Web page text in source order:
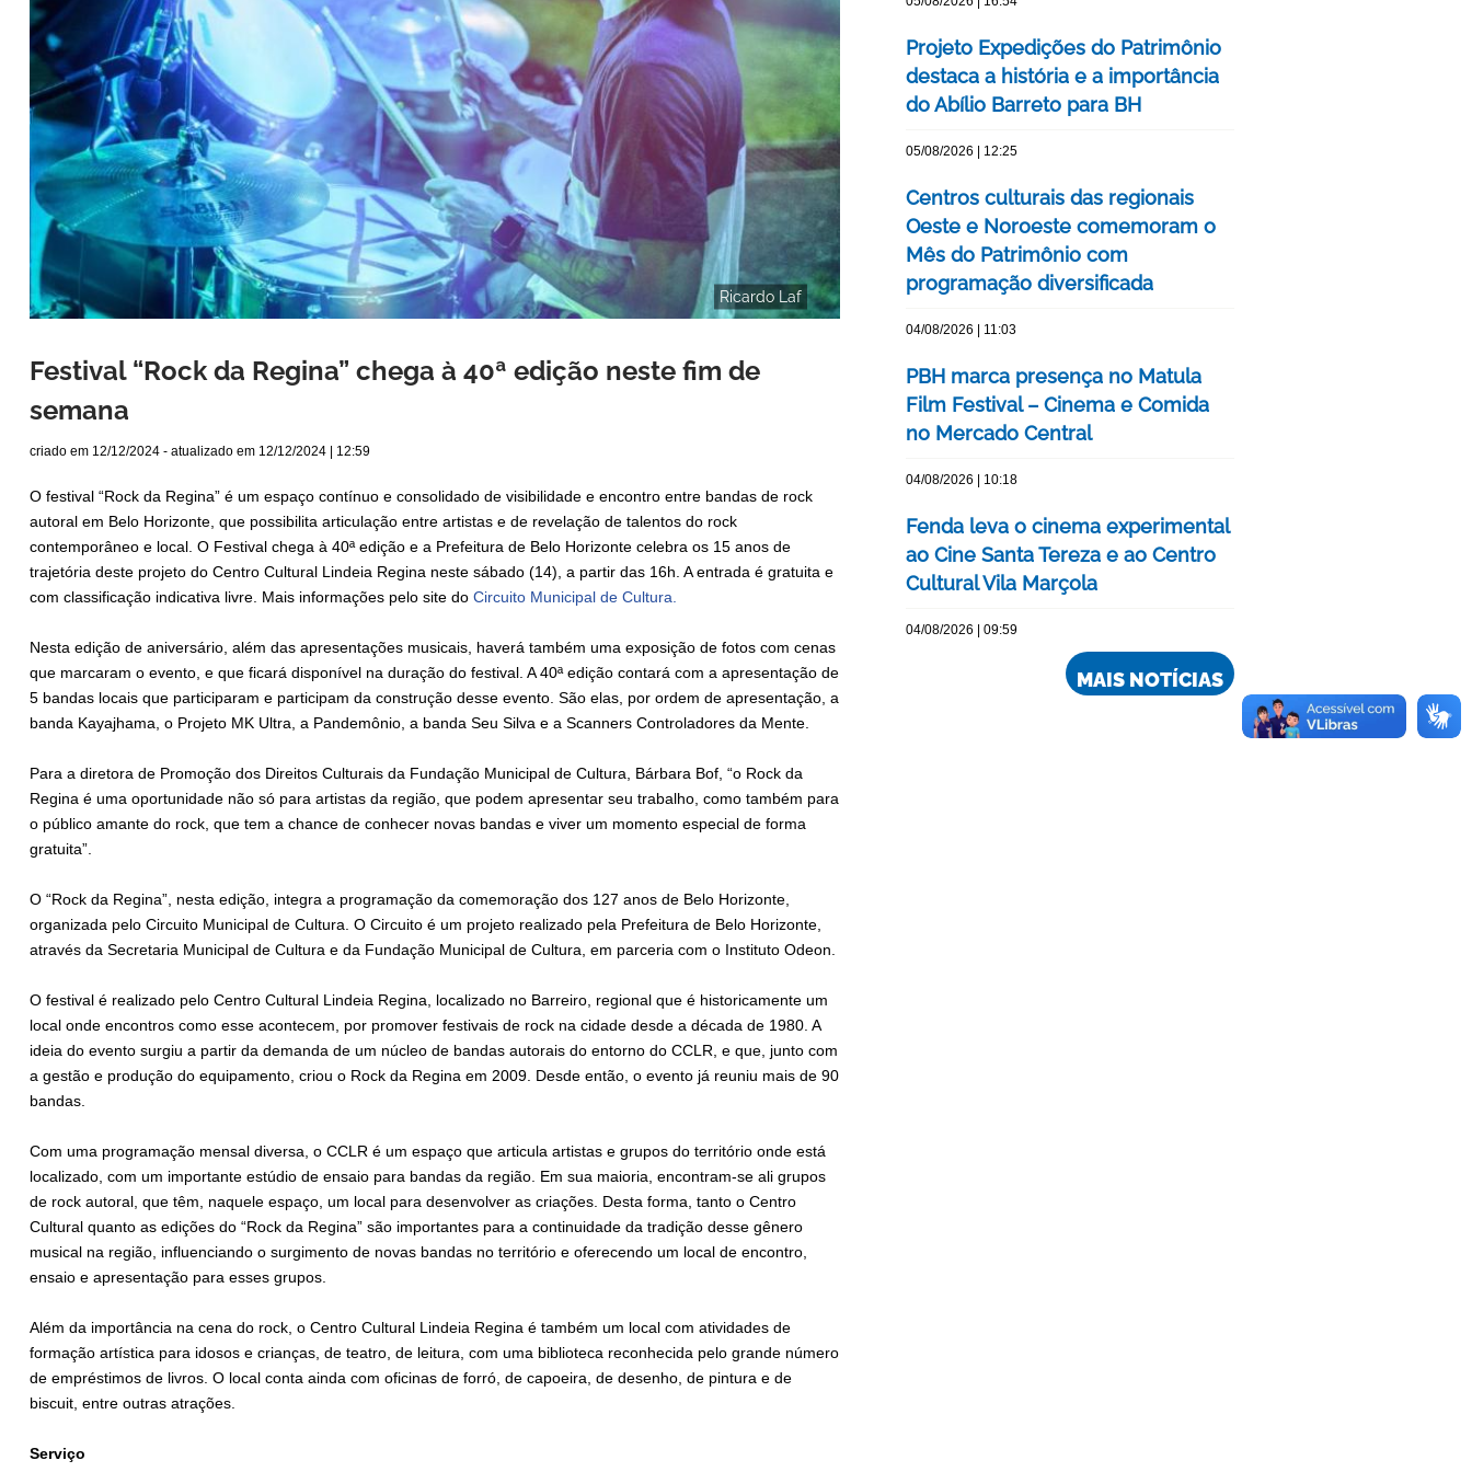
Ricardo Laf
Festival “Rock da Regina” chega à 40ª edição neste fim de
semana
criado em 12/12/2024 - atualizado em 12/12/2024 | 12:59
O festival “Rock da Regina” é um espaço contínuo e consolidado de visibilidade e encontro entre bandas de rock
autoral em Belo Horizonte, que possibilita articulação entre artistas e de revelação de talentos do rock
contemporâneo e local. O Festival chega à 40ª edição e a Prefeitura de Belo Horizonte celebra os 15 anos de
trajetória deste projeto do Centro Cultural Lindeia Regina neste sábado (14), a partir das 16h. A entrada é gratuita e
com classificação indicativa livre. Mais informações pelo site do Circuito Municipal de Cultura.
Nesta edição de aniversário, além das apresentações musicais, haverá também uma exposição de fotos com cenas
que marcaram o evento, e que ficará disponível na duração do festival. A 40ª edição contará com a apresentação de
5 bandas locais que participaram e participam da construção desse evento. São elas, por ordem de apresentação, a
banda Kayajhama, o Projeto MK Ultra, a Pandemônio, a banda Seu Silva e a Scanners Controladores da Mente.
Para a diretora de Promoção dos Direitos Culturais da Fundação Municipal de Cultura, Bárbara Bof, “o Rock da
Regina é uma oportunidade não só para artistas da região, que podem apresentar seu trabalho, como também para
o público amante do rock, que tem a chance de conhecer novas bandas e viver um momento especial de forma
gratuita”.
O “Rock da Regina”, nesta edição, integra a programação da comemoração dos 127 anos de Belo Horizonte,
organizada pelo Circuito Municipal de Cultura. O Circuito é um projeto realizado pela Prefeitura de Belo Horizonte,
através da Secretaria Municipal de Cultura e da Fundação Municipal de Cultura, em parceria com o Instituto Odeon.
O festival é realizado pelo Centro Cultural Lindeia Regina, localizado no Barreiro, regional que é historicamente um
local onde encontros como esse acontecem, por promover festivais de rock na cidade desde a década de 1980. A
ideia do evento surgiu a partir da demanda de um núcleo de bandas autorais do entorno do CCLR, e que, junto com
a gestão e produção do equipamento, criou o Rock da Regina em 2009. Desde então, o evento já reuniu mais de 90
bandas.
Com uma programação mensal diversa, o CCLR é um espaço que articula artistas e grupos do território onde está
localizado, com um importante estúdio de ensaio para bandas da região. Em sua maioria, encontram-se ali grupos
de rock autoral, que têm, naquele espaço, um local para desenvolver as criações. Desta forma, tanto o Centro
Cultural quanto as edições do “Rock da Regina” são importantes para a continuidade da tradição desse gênero
musical na região, influenciando o surgimento de novas bandas no território e oferecendo um local de encontro,
ensaio e apresentação para esses grupos.
Além da importância na cena do rock, o Centro Cultural Lindeia Regina é também um local com atividades de
formação artística para idosos e crianças, de teatro, de leitura, com uma biblioteca reconhecida pelo grande número
de empréstimos de livros. O local conta ainda com oficinas de forró, de capoeira, de desenho, de pintura e de
biscuit, entre outras atrações.
Serviço
Projeto Expedições do Patrimônio
destaca a história e a importância
do Abílio Barreto para BH
05/08/2026 | 12:25
Centros culturais das regionais
Oeste e Noroeste comemoram o
Mês do Patrimônio com
programação diversificada
04/08/2026 | 11:03
PBH marca presença no Matula
Film Festival – Cinema e Comida
no Mercado Central
04/08/2026 | 10:18
Fenda leva o cinema experimental
ao Cine Santa Tereza e ao Centro
Cultural Vila Marçola
04/08/2026 | 09:59
MAIS NOTÍCIAS